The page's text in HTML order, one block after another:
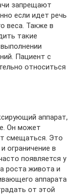
запрещают
если идет речь
веса. Также в
такие
Пациент с
относиться
аппарат,
Он может
смещаться. Это
ограничение в
появляется у
роста живота и
аппарата
от этой